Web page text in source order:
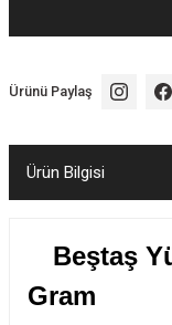
Ürünü Paylaş
Ürün Bilgisi
Beştaş
Gram